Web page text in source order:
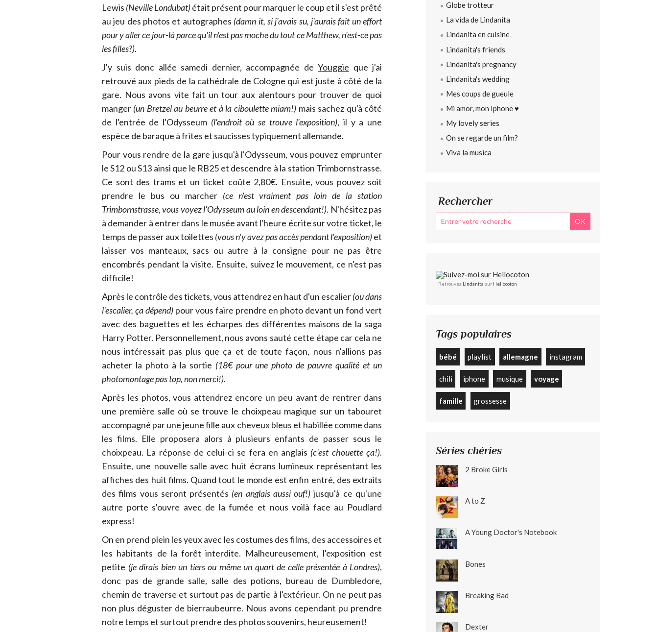
Lewis (Neville Londubat)était présent pour marquer le coup et il s'est prêté
au jeu des photos et autographes (damn it, si j'avais su, j'aurais fait un effort
pour y aller ce jour-là parce qu'il n'est pas moche du tout ce Matthew, n'est-ce pas
les filles?).
J'y suis donc allée samedi dernier, accompagnée de Youggie que j'ai
retrouvé aux pieds de la cathédrale de Cologne qui est juste à côté de la
gare. Nous avons vite fait un tour aux alentours pour trouver de quoi
manger (un Bretzel au beurre et à la ciboulette miam!) mais sachez qu'à côté
de l'entrée de l'Odysseum (l'endroit où se trouve l'exposition), il y a une
espèce de baraque à frites et saucisses typiquement allemande.
Pour vous rendre de la gare jusqu'à l'Odysseum, vous pouvez emprunter
le S12 ou S13 ainsi que le RB25 et descendre à la station Trimbornstrasse.
Ce sont des trams et un ticket coûte 2,80€. Ensuite, vous pouvez soit
prendre le bus ou marcher (ce n'est vraiment pas loin de la station
Trimbornstrasse, vous voyez l'Odysseum au loin en descendant!). N'hésitez pas
à demander à entrer dans le musée avant l'heure écrite sur votre ticket, le
temps de passer aux toilettes (vous n'y avez pas accès pendant l'exposition)et
laisser vos manteaux, sacs ou autre à la consigne pour ne pas être
encombrés pendant la visite. Ensuite, suivez le mouvement, ce n'est pas
difficile!
Après le contrôle des tickets, vous attendrez en haut d'un escalier(ou dans
l'escalier, ça dépend)pour vous faire prendre en photo devant un fond vert
avec des baguettes et les écharpes des différentes maisons de la saga
Harry Potter. Personnellement, nous avons sauté cette étape car cela ne
nous intéressait pas plus que ça et de toute façon, nous n'allions pas
acheter la photo à la sortie (18€ pour une photo de pauvre qualité et un
photomontage pas top, non merci!).
Après les photos, vous attendrez encore un peu avant de rentrer dans
une première salle où se trouve le choixpeau magique sur un tabouret
accompagné par une jeune fille aux cheveux bleus et habillée comme dans
les films. Elle proposera alors à plusieurs enfants de passer sous le
choixpeau. La réponse de celui-ci se fera en anglais (c'est chouette ça!).
Ensuite, une nouvelle salle avec huit écrans lumineux représentant les
affiches des huit films. Quand tout le monde est enfin entré, des extraits
des films vous seront présentés (en anglais aussi ouf!) jusqu'à ce qu'une
autre porte s'ouvre avec de la fumée et nous voilà face au Poudlard
express!
On en prend plein les yeux avec les costumes des films, des accessoires et
les habitants de la forêt interdite. Malheureusement, l'exposition est
petite (je dirais bien un tiers ou même un quart de celle présentée à Londres),
donc pas de grande salle, salle des potions, bureau de Dumbledore,
chemin de traverse et surtout pas de partie à l'extérieur. On ne peut pas
non plus déguster de bierraubeurre. Nous avons cependant pu prendre
notre temps et surtout prendre des photos souvenirs, heureusement!
Globe trotteur
La vida de Lindanita
Lindanita en cuisine
Lindanita's friends
Lindanita's pregnancy
Lindanita's wedding
Mes coups de gueule
Mi amor, mon Iphone ♥
My lovely series
On se regarde un film?
Viva la musica
Rechercher
Retrouvez Lindanita sur Hellocoton
Tags populaires
bébé playlist allemagne instagram
chili iphone musique voyage
famille grossesse
Séries chéries
2 Broke Girls
A to Z
A Young Doctor's Notebook
Bones
Breaking Bad
Dexter